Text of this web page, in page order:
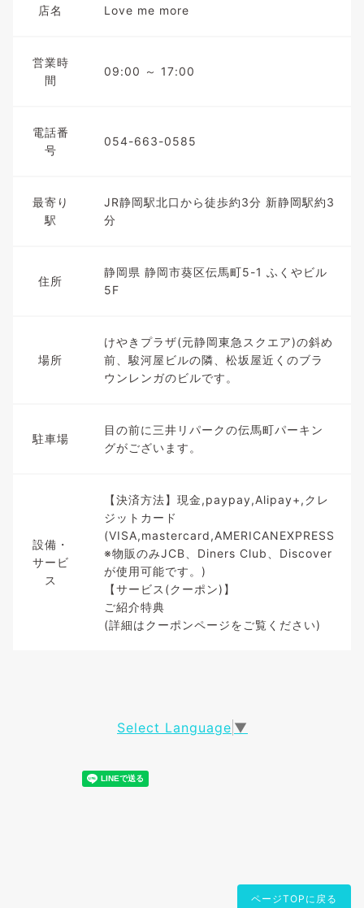
店名 Love me more
営業時
間
09:00 ～ 17:00
電話番
号
054-663-0585
最寄り
駅
JR静岡駅北口から徒歩約3分 新静岡駅約3
分
住所
静岡県 静岡市葵区伝馬町5-1 ふくやビル
5F
場所
けやきプラザ(元静岡東急スクエア)の斜め
前、駿河屋ビルの隣、松坂屋近くのブラ
ウンレンガのビルです。
駐車場
目の前に三井リパークの伝馬町パーキン
グがございます。
設備・
サービ
ス
【決済方法】現金,paypay,Alipay+,クレ
ジットカード
(VISA,mastercard,AMERICANEXPRESS
※物販のみJCB、Diners Club、Discover
が使用可能です。)
【サービス(クーポン)】
ご紹介特典
(詳細はクーポンページをご覧ください)
Select Language ▼
ページTOPに戻る